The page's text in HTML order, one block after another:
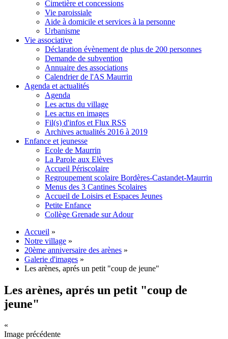
Cimetière et concessions
Vie paroissiale
Aide à domicile et services à la personne
Urbanisme
Vie associative
Déclaration évènement de plus de 200 personnes
Demande de subvention
Annuaire des associations
Calendrier de l'AS Maurrin
Agenda et actualités
Agenda
Les actus du village
Les actus en images
Fil(s) d'infos et Flux RSS
Archives actualités 2016 à 2019
Enfance et jeunesse
Ecole de Maurrin
La Parole aux Elèves
Accueil Périscolaire
Regroupement scolaire Bordères-Castandet-Maurrin
Menus des 3 Cantines Scolaires
Accueil de Loisirs et Espaces Jeunes
Petite Enfance
Collège Grenade sur Adour
Accueil »
Notre village »
20ème anniversaire des arènes »
Galerie d'images »
Les arènes, aprés un petit "coup de jeune"
Les arènes, aprés un petit "coup de
jeune"
«
Image précédente